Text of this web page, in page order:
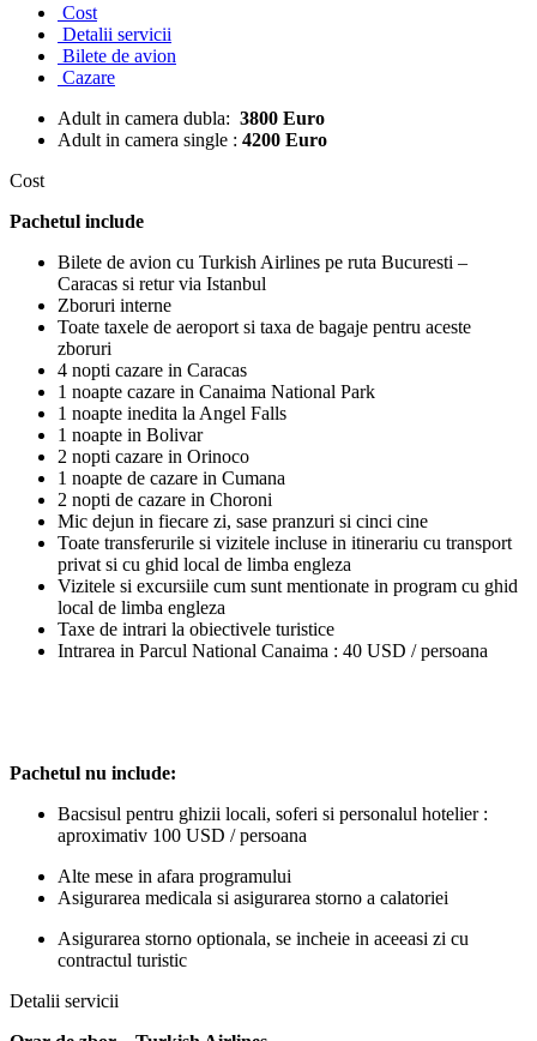
Cost
Detalii servicii
Bilete de avion
Cazare
Adult in camera dubla: 3800 Euro
Adult in camera single : 4200 Euro
Cost
Pachetul include
Bilete de avion cu Turkish Airlines pe ruta Bucuresti –
Caracas si retur via Istanbul
Zboruri interne
Toate taxele de aeroport si taxa de bagaje pentru aceste
zboruri
4 nopti cazare in Caracas
1 noapte cazare in Canaima National Park
1 noapte inedita la Angel Falls
1 noapte in Bolivar
2 nopti cazare in Orinoco
1 noapte de cazare in Cumana
2 nopti de cazare in Choroni
Mic dejun in fiecare zi, sase pranzuri si cinci cine
Toate transferurile si vizitele incluse in itinerariu cu transport
privat si cu ghid local de limba engleza
Vizitele si excursiile cum sunt mentionate in program cu ghid
local de limba engleza
Taxe de intrari la obiectivele turistice
Intrarea in Parcul National Canaima : 40 USD / persoana
Pachetul nu include:
Bacsisul pentru ghizii locali, soferi si personalul hotelier :
aproximativ 100 USD / persoana
Alte mese in afara programului
Asigurarea medicala si asigurarea storno a calatoriei
Asigurarea storno optionala, se incheie in aceeasi zi cu
contractul turistic
Detalii servicii